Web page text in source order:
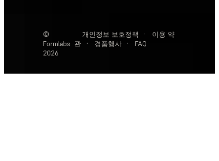
©
Formlabs
2026
개인정보 보호정책 ·
이용 약
관
· 경품행사 · FAQ